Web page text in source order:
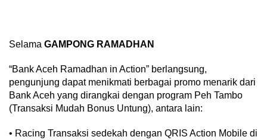
Selama GAMPONG RAMADHAN
“Bank Aceh Ramadhan in Action” berlangsung,
pengunjung dapat menikmati berbagai promo menarik dari
Bank Aceh yang dirangkai dengan program Peh Tambo
(Transaksi Mudah Bonus Untung), antara lain:
• Racing Transaksi sedekah dengan QRIS Action Mobile di